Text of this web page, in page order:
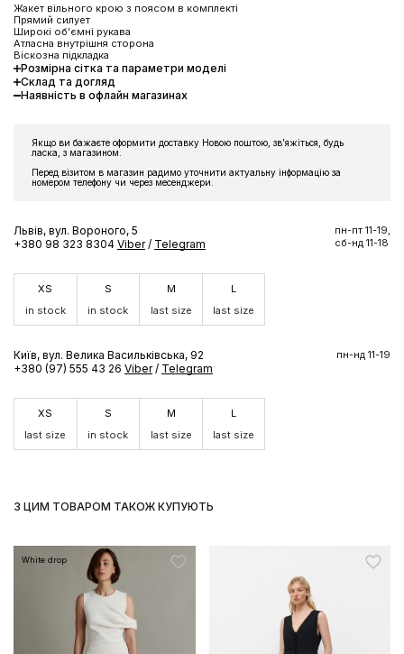
Жакет вільного крою з поясом в комплекті
Прямий силует
Широкі обʼємні рукава
Атласна внутрішня сторона
Віскозна підкладка
Розмірна сітка та параметри моделі
Склад та догляд
Наявність в офлайн магазинах
Якщо ви бажаєте оформити доставку Новою поштою, звʼяжіться, будь
ласка, з магазином.
Перед візитом в магазин радимо уточнити актуальну інформацію за
номером телефону чи через месенджери.
Львів, вул. Вороного, 5
+380 98 323 8304 Viber / Telegram
пн-пт 11-19,
сб-нд 11-18
XS
in stock
S
in stock
M
last size
L
last size
Київ, вул. Велика Васильківська, 92
+380 (97) 555 43 26 Viber / Telegram
пн-нд 11-19
XS
last size
S
in stock
M
last size
L
last size
З ЦИМ ТОВАРОМ ТАКОЖ КУПУЮТЬ
White drop
ЗАМОВЛЕННЯ
ексклюзивних пропозицій бренду